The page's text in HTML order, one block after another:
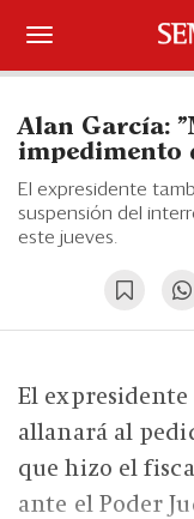
Iniciar sesión
Portada
Economía y
Legal y
Alan García:
impedimento
El expresidente
suspensión del
este jueves.
El
allanará al
que hizo el
ante el Poder